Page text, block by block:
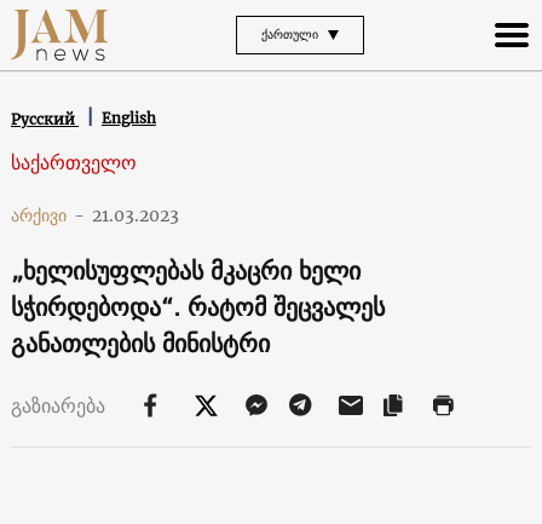
ᲥᲐᲠᲗᲣᲚᲘ
Русский English
საქართველო
არქივი - 21.03.2023
„ხელისუფლებას მკაცრი ხელი
სჭირდებოდა“. რატომ შეცვალეს
განათლების მინისტრი
გაზიარება